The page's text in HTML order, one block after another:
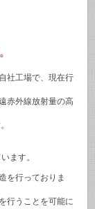
社工場で、現在行
赤外線放射量の高
を行っておりま
行うことを可能に